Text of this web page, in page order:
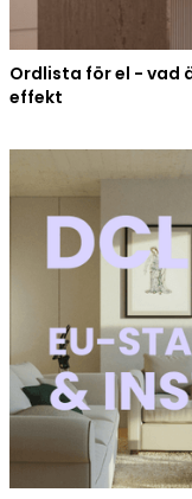
Ordlista för el - vad
effekt